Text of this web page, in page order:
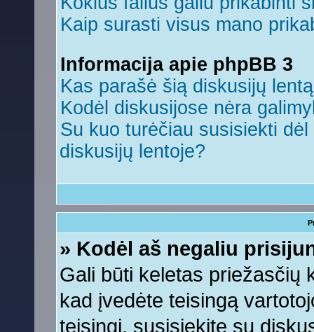
Kaip surasti visus mano
Informacija apie phpBB 3
Kas parašė šią diskusijų
Kodėl diskusijose nėra
Su kuo turėčiau susisiekti
diskusijų lentoje?
» Kodėl aš negaliu
Gali būti keletas priežasčių
kad įvedėte teisingą
teisingi, susisiekite su